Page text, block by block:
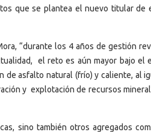
que se plantea el nuevo titular de
“durante los 4 años de gestión
el reto es aún mayor bajo
asfalto natural (frío) y caliente, al
y explotación de recursos
sino también otros agregados